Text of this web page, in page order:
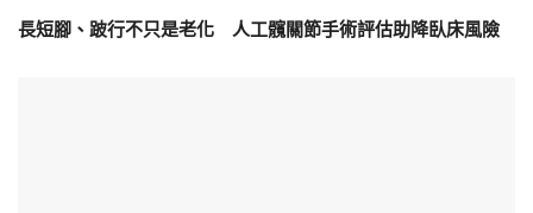
長短腳、跛行不只是老化 人工髖關節手術評估助降臥床風險